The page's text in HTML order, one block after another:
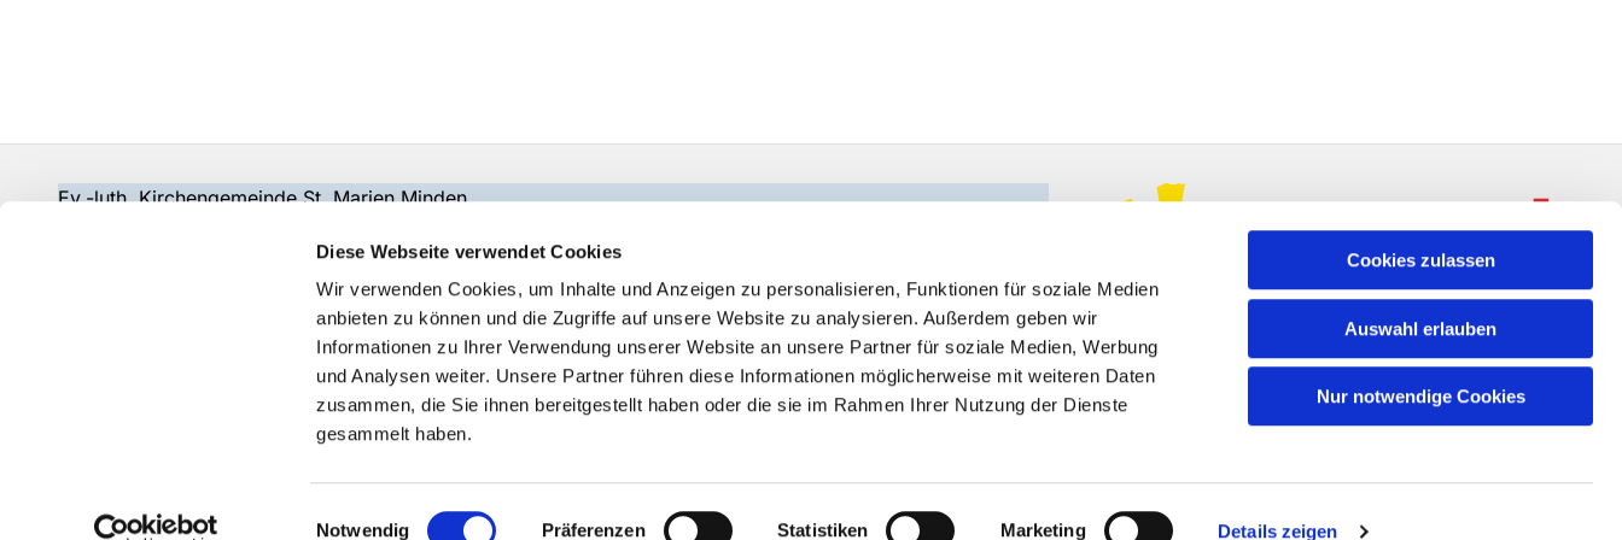
Diese Webseite verwendet Cookies
Wir verwenden Cookies, um Inhalte und Anzeigen zu personalisieren, Funktionen für soziale Medien
anbieten zu können und die Zugriffe auf unsere Website zu analysieren. Außerdem geben wir
Informationen zu Ihrer Verwendung unserer Website an unsere Partner für soziale Medien, Werbung
und Analysen weiter. Unsere Partner führen diese Informationen möglicherweise mit weiteren Daten
zusammen, die Sie ihnen bereitgestellt haben oder die sie im Rahmen Ihrer Nutzung der Dienste
gesammelt haben.
Einwilligungsauswahl
Notwendig Präferenzen Statistiken Marketing Details zeigen
Cookies zulassen
Auswahl erlauben
Nur notwendige Cookies
Ev.-luth. Kirchengemeinde St. Marien Minden